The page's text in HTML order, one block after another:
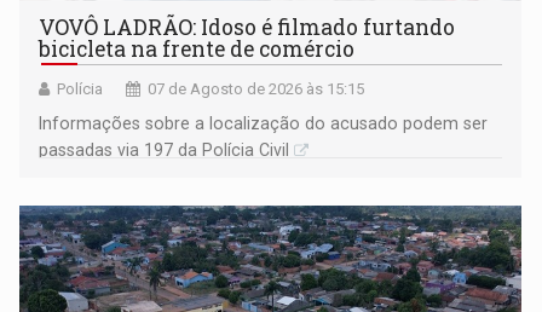
VOVÔ LADRÃO: Idoso é filmado furtando
bicicleta na frente de comércio
Polícia 07 de Agosto de 2026 às 15:15
Informações sobre a localização do acusado podem ser
passadas via 197 da Polícia Civil